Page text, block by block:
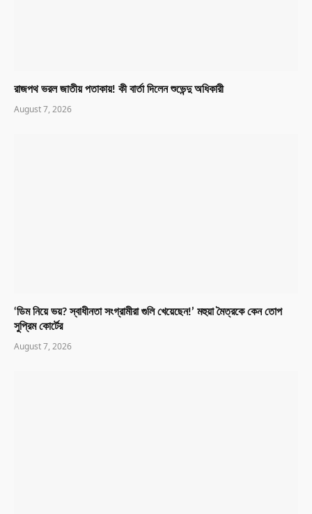
রাজপথ ভরল জাতীয় পতাকায়! কী বার্তা দিলেন শুভেন্দু অধিকারী
August 7, 2026
‘ডিম নিয়ে ভয়? স্বাধীনতা সংগ্রামীরা গুলি খেয়েছেন!’ মহুয়া মৈত্রকে কেন তোপ
সুপ্রিম কোর্টের
August 7, 2026